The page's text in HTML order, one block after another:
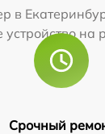
в
устройство на
Срочный